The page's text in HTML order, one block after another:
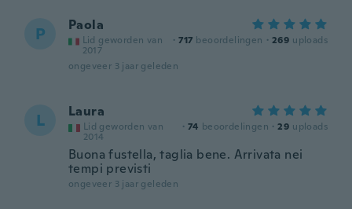
P Paola
Lid geworden van
2017
· 717 beoordelingen · 269 uploads
ongeveer 3 jaar geleden
L Laura
Lid geworden van
2014
· 74 beoordelingen · 29 uploads
Buona fustella, taglia bene. Arrivata nei
tempi previsti
ongeveer 3 jaar geleden